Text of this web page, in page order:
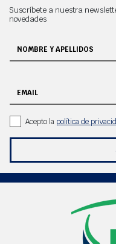
Suscríbete a nuestra
novedades
NOMBRE Y APELLIDOS
EMAIL
Acepto la política de